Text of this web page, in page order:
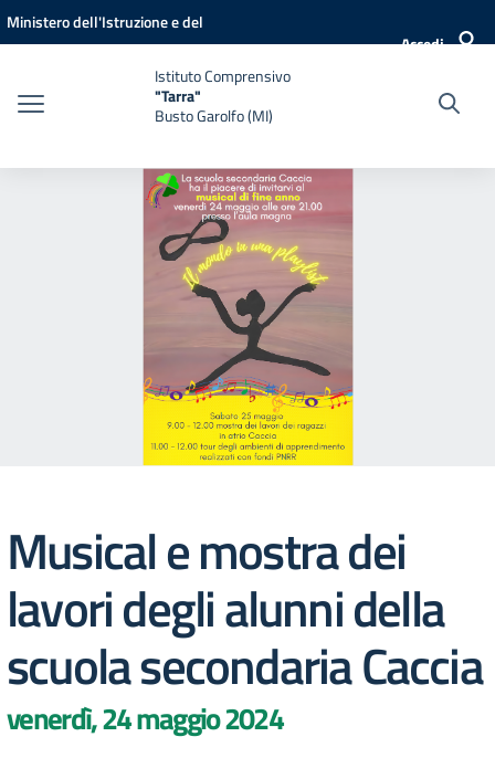
Vai ai contenuti
Vai al menu di navigazione
Vai al footer
Ministero dell'Istruzione e del
Accedi
Istituto Comprensivo
"Tarra"
Busto Garolfo (MI)
Musical e mostra dei
lavori degli alunni della
scuola secondaria Caccia
venerdì, 24 maggio 2024